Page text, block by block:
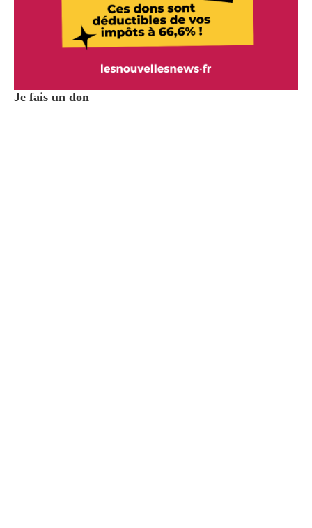
Je fais un don